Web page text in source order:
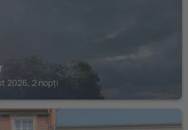
2026, 2 nopți